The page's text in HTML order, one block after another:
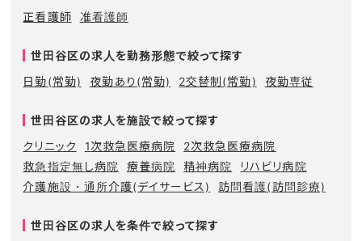
正看護師
准看護師
世田谷区の求人を勤務形態で絞って探す
日勤(常勤)
夜勤あり(常勤) 2交替制(常勤) 夜勤専従
世田谷区の求人を施設で絞って探す
クリニック
1次救急医療病院
2次救急医療病院
救急指定無し病院
療養病院 精神病院
リハビリ病院
介護施設・通所介護(デイサービス)
訪問看護(訪問診療)
世田谷区の求人を条件で絞って探す